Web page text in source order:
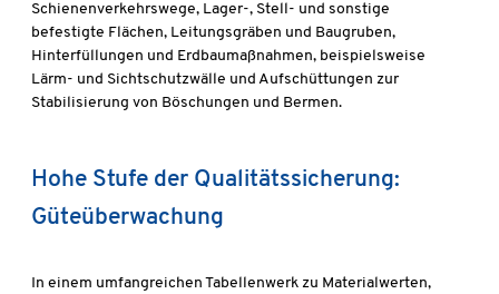
Schienenverkehrswege, Lager-, Stell- und sonstige
befestigte Flächen, Leitungsgräben und Baugruben,
Hinterfüllungen und Erdbaumaßnahmen, beispielsweise
Lärm- und Sichtschutzwälle und Aufschüttungen zur
Stabilisierung von Böschungen und Bermen.
Hohe Stufe der Qualitätssicherung:
Güteüberwachung
In einem umfangreichen Tabellenwerk zu Materialwerten,